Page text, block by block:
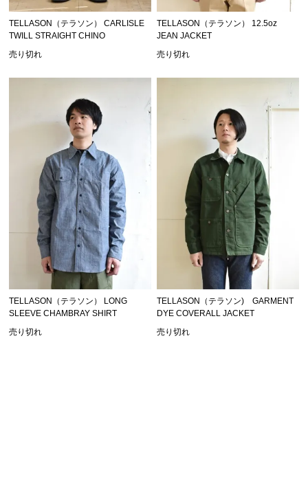
TELLASON（テラソン） CARLISLE
TWILL STRAIGHT CHINO
売り切れ
TELLASON（テラソン） 12.5oz
JEAN JACKET
売り切れ
TELLASON（テラソン） LONG
SLEEVE CHAMBRAY SHIRT
売り切れ
TELLASON（テラソン) GARMENT
DYE COVERALL JACKET
売り切れ